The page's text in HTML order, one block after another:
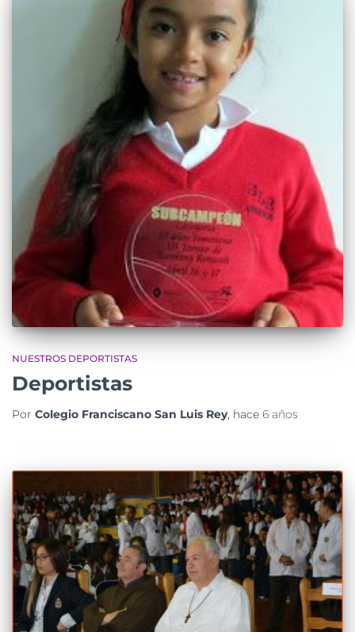
NUESTROS DEPORTISTAS
Deportistas
Por Colegio Franciscano San Luis Rey, hace 6 años